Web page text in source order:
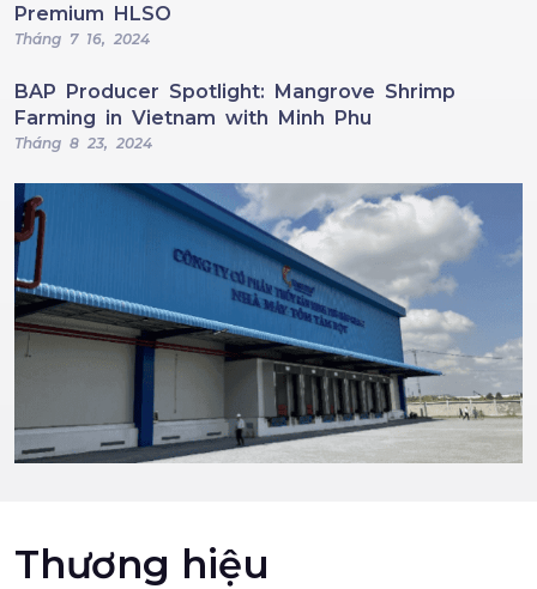
Premium HLSO
Tháng 7 16, 2024
BAP Producer Spotlight: Mangrove Shrimp
Farming in Vietnam with Minh Phu
Tháng 8 23, 2024
Thương hiệu